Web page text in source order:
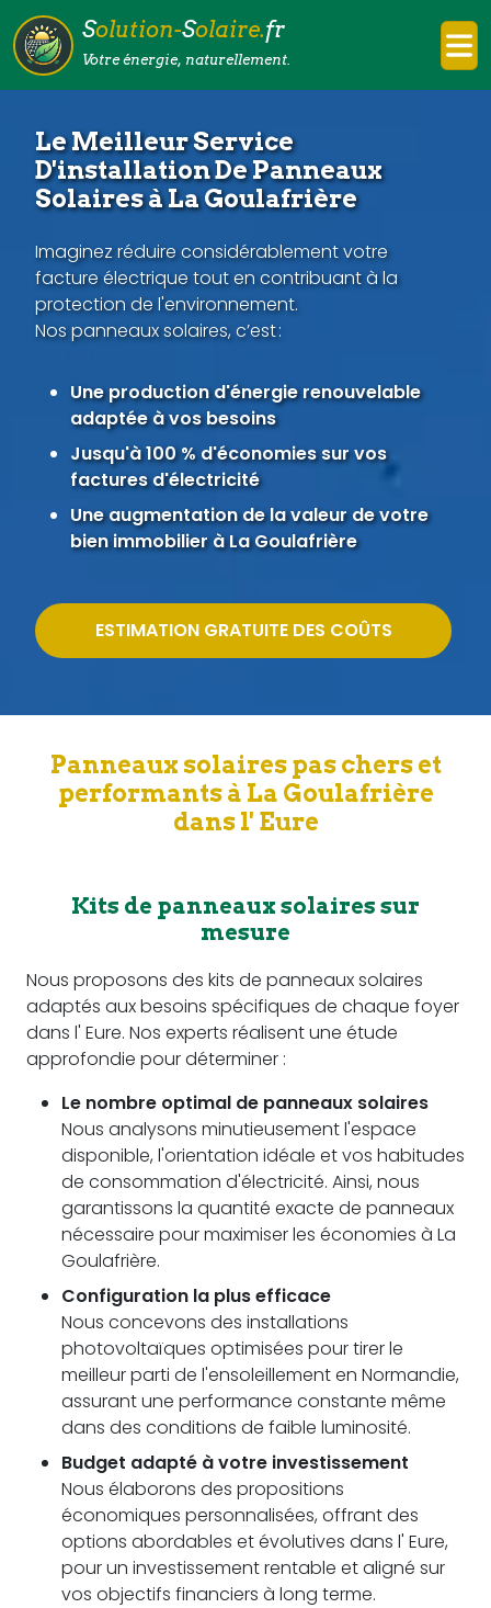
Solution-Solaire.fr
Votre énergie, naturellement.
Le Meilleur Service
D'installation De Panneaux
Solaires à La Goulafrière
Imaginez réduire considérablement votre
facture électrique tout en contribuant à la
protection de l'environnement.
Nos panneaux solaires, c’est :
Une production d'énergie renouvelable
adaptée à vos besoins
Jusqu'à 100 % d'économies sur vos
factures d'électricité
Une augmentation de la valeur de votre
bien immobilier à La Goulafrière
ESTIMATION GRATUITE DES COÛTS
Panneaux solaires pas chers et
performants à La Goulafrière
dans l' Eure
Kits de panneaux solaires sur
mesure
Nous proposons des kits de panneaux solaires
adaptés aux besoins spécifiques de chaque foyer
dans l' Eure. Nos experts réalisent une étude
approfondie pour déterminer :
Le nombre optimal de panneaux solaires
Nous analysons minutieusement l'espace
disponible, l'orientation idéale et vos habitudes
de consommation d'électricité. Ainsi, nous
garantissons la quantité exacte de panneaux
nécessaire pour maximiser les économies à La
Goulafrière.
Configuration la plus efficace
Nous concevons des installations
photovoltaïques optimisées pour tirer le
meilleur parti de l'ensoleillement en Normandie,
assurant une performance constante même
dans des conditions de faible luminosité.
Budget adapté à votre investissement
Nous élaborons des propositions
économiques personnalisées, offrant des
options abordables et évolutives dans l' Eure,
pour un investissement rentable et aligné sur
vos objectifs financiers à long terme.